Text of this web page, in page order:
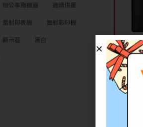
辦公事務機器 連續供墨
雷射印表機 雷射影印機
顯示器 黑白
Canon